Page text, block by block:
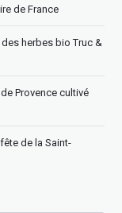
de France
herbes bio Truc &
Provence cultivé
de la Saint-